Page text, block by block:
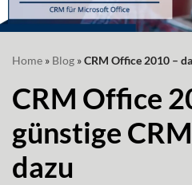
Inhalt
Home » Blog »CRM Office 2010 –
CRM Office
günstige
dazu